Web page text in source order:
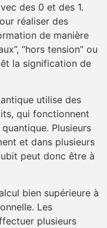
des 0 et des 1.
réaliser des
de manière
“hors tension” ou
la signification de
utilise des
qui fonctionnent
Plusieurs
et dans plusieurs
peut donc être à
bien supérieure à
Les
plusieurs